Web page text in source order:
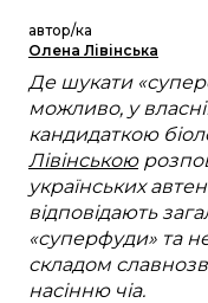
автор/ка
Олена Лівінська
Де шукати
можливо, у
кандидаткою
Лівінською
українських
відповідають
«суперфуди» та
складом
насінню чіа.